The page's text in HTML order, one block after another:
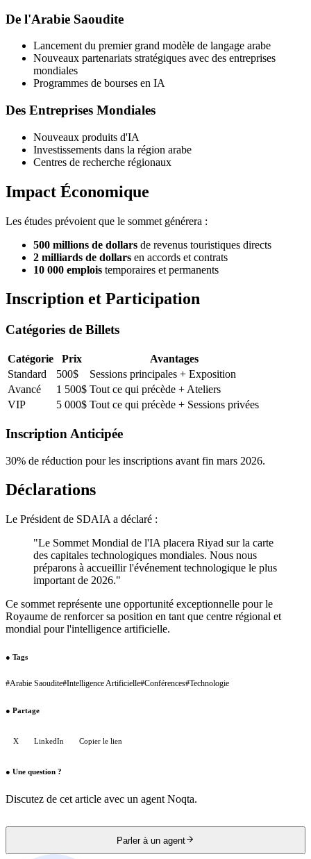
De l'Arabie Saoudite
Lancement du premier grand modèle de langage arabe
Nouveaux partenariats stratégiques avec des entreprises
mondiales
Programmes de bourses en IA
Des Entreprises Mondiales
Nouveaux produits d'IA
Investissements dans la région arabe
Centres de recherche régionaux
Impact Économique
Les études prévoient que le sommet générera :
500 millions de dollars de revenus touristiques directs
2 milliards de dollars en accords et contrats
10 000 emplois temporaires et permanents
Inscription et Participation
Catégories de Billets
Catégorie Prix
Avantages
Standard
500$
Sessions principales + Exposition
Avancé
1 500$ Tout ce qui précède + Ateliers
VIP
5 000$ Tout ce qui précède + Sessions privées
Inscription Anticipée
30% de réduction pour les inscriptions avant fin mars 2026.
Déclarations
Le Président de SDAIA a déclaré :
"Le Sommet Mondial de l'IA placera Riyad sur la carte
des capitales technologiques mondiales. Nous nous
préparons à accueillir l'événement technologique le plus
important de 2026."
Ce sommet représente une opportunité exceptionnelle pour le
Royaume de renforcer sa position en tant que centre régional et
mondial pour l'intelligence artificielle.
● Tags
#Arabie Saoudite#Intelligence Artificielle#Conférences#Technologie
● Partage
X LinkedIn Copier le lien
● Une question ?
Discutez de cet article avec un agent Noqta.
Parler à un agent